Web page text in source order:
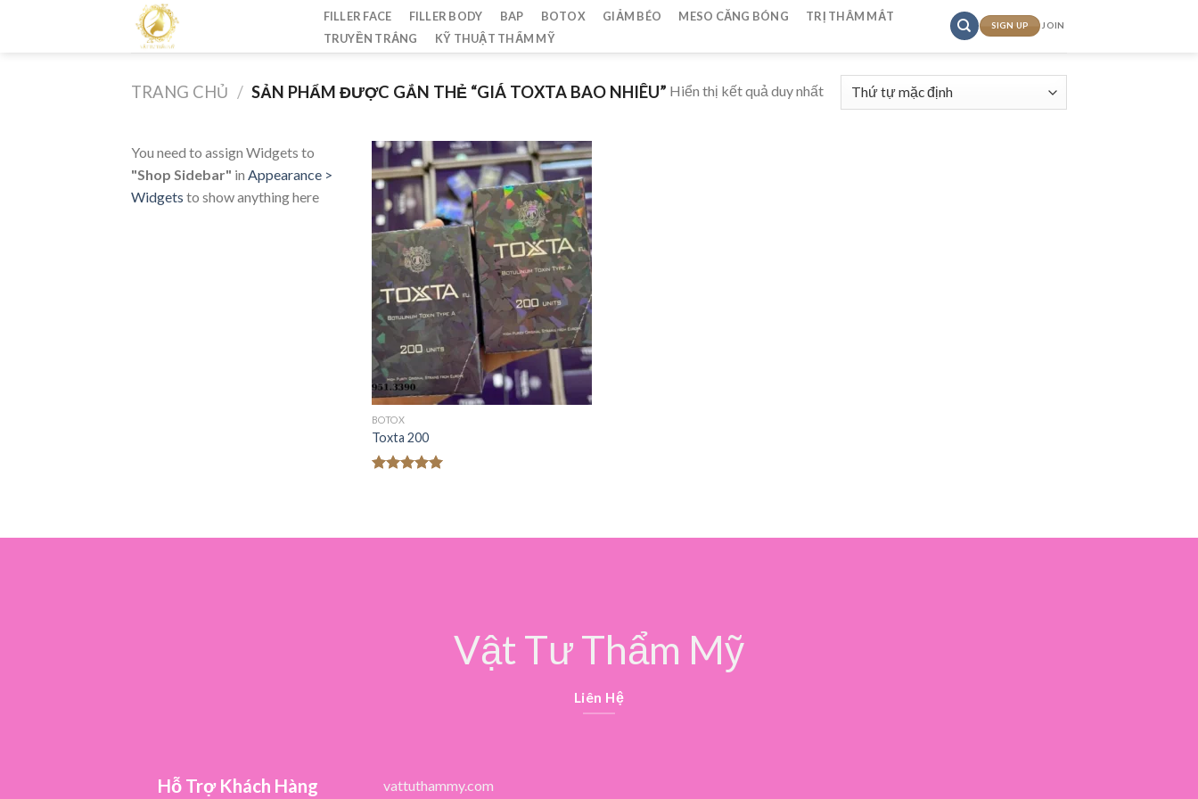
FILLER FACE FILLER BODY BAP BOTOX GIẢM BÉO MESO CĂNG BÓNG
TRỊ THÂM MẮT
TRUYỀN TRẮNG
KỸ THUẬT THẨM MỸ
SIGN UP JOIN
TRANG CHỦ / SẢN PHẨM ĐƯỢC GẮN THẺ “GIÁ TOXTA BAO NHIÊU” Hiển thị kết quả duy nhất
You need to assign Widgets to
"Shop Sidebar" in Appearance >
Widgets to show anything here
BOTOX
Toxta 200
Vật Tư Thẩm Mỹ
Liên Hệ
Hỗ Trợ Khách Hàng
vattuthammy.com